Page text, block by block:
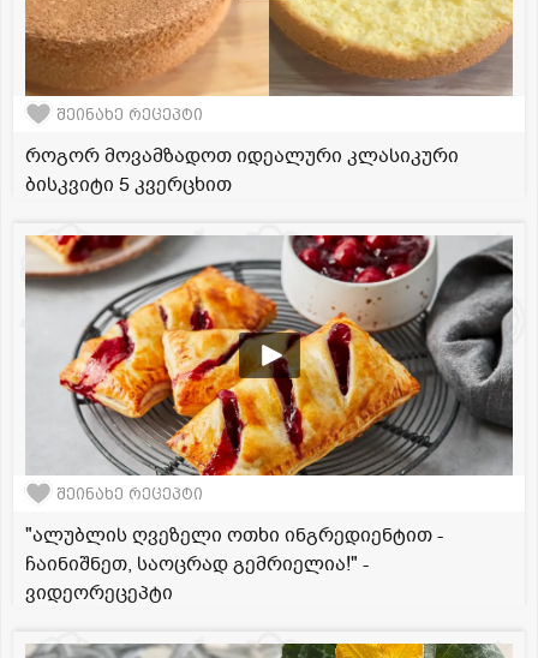
შეინახე რეცეპტი
როგორ მოვამზადოთ იდეალური კლასიკური
ბისკვიტი 5 კვერცხით
შეინახე რეცეპტი
"ალუბლის ღვეზელი ოთხი ინგრედიენტით -
ჩაინიშნეთ, საოცრად გემრიელია!" -
ვიდეორეცეპტი